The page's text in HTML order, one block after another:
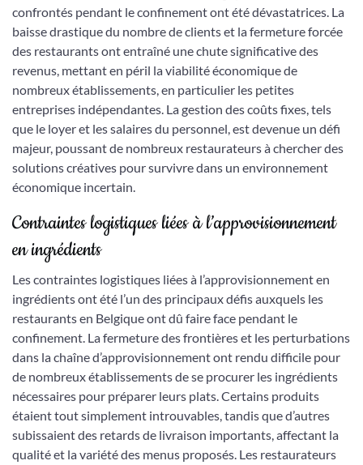
confrontés pendant le confinement ont été dévastatrices. La
baisse drastique du nombre de clients et la fermeture forcée
des restaurants ont entraîné une chute significative des
revenus, mettant en péril la viabilité économique de
nombreux établissements, en particulier les petites
entreprises indépendantes. La gestion des coûts fixes, tels
que le loyer et les salaires du personnel, est devenue un défi
majeur, poussant de nombreux restaurateurs à chercher des
solutions créatives pour survivre dans un environnement
économique incertain.
Contraintes logistiques liées à l’approvisionnement
en ingrédients
Les contraintes logistiques liées à l’approvisionnement en
ingrédients ont été l’un des principaux défis auxquels les
restaurants en Belgique ont dû faire face pendant le
confinement. La fermeture des frontières et les perturbations
dans la chaîne d’approvisionnement ont rendu difficile pour
de nombreux établissements de se procurer les ingrédients
nécessaires pour préparer leurs plats. Certains produits
étaient tout simplement introuvables, tandis que d’autres
subissaient des retards de livraison importants, affectant la
qualité et la variété des menus proposés. Les restaurateurs